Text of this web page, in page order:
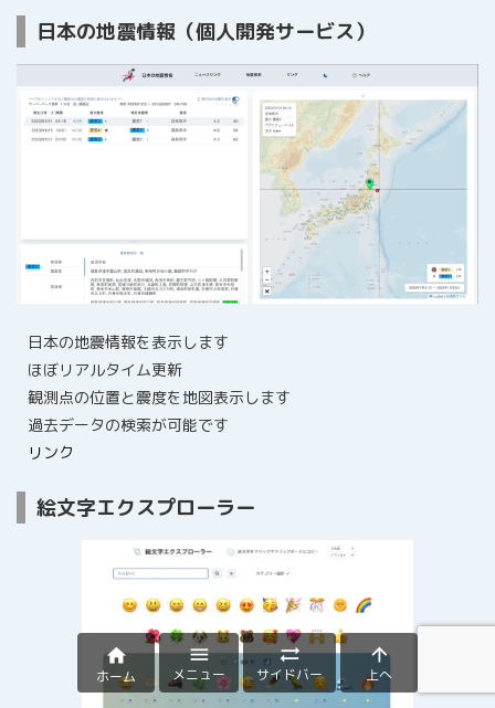
日本の地震情報（個人開発サービス）
日本の地震情報を表示します
ほぼリアルタイム更新
観測点の位置と震度を地図表示します
過去データの検索が可能です
リンク
絵文字エクスプローラー

ホーム

メニュー

サイドバー

上へ